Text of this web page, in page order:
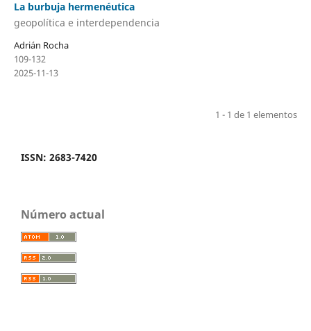
La burbuja hermenéutica
geopolítica e interdependencia
Adrián Rocha
109-132
2025-11-13
1 - 1 de 1 elementos
ISSN: 2683-7420
Número actual